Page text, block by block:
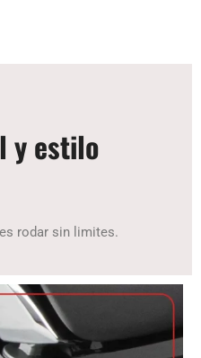
y estilo
rodar sin limites.